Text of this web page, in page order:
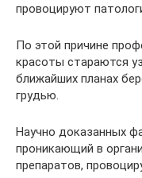
провоцируют
По этой причине
красоты стараются
ближайших планах
грудью.
Научно доказанных
проникающий в
препаратов,